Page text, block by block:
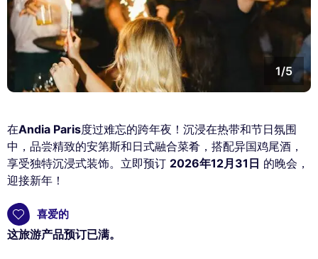
1/5
在Andia Paris度过难忘的跨年夜！沉浸在热带和节日氛围
中，品尝精致的安第斯和日式融合菜肴，搭配异国鸡尾酒，
享受独特沉浸式装饰。立即预订 2026年12月31日 的晚会，
迎接新年！
喜爱的
这旅游产品预订已满。